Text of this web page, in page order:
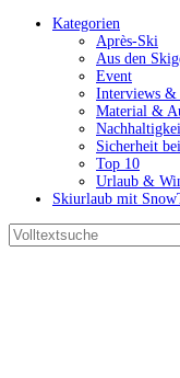
Kategorien
Après-Ski
Aus den
Event
Interviews &
Material &
Sicherheit
Top 10
Urlaub &
Skiurlaub mit